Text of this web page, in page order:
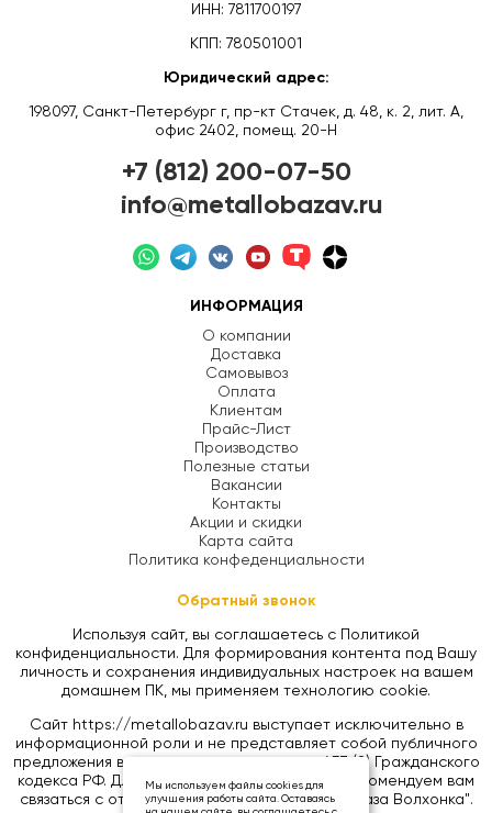
ИНН: 7811700197
КПП: 780501001
Юридический адрес:
198097, Санкт-Петербург г, пр-кт Стачек, д. 48, к. 2, лит. А,
офис 2402, помещ. 20-Н
+7 (812) 200-07-50
info@metallobazav.ru
ИНФОРМАЦИЯ
О компании
Доставка
Самовывоз
Оплата
Клиентам
Прайс-Лист
Производство
Полезные статьи
Вакансии
Контакты
Акции и скидки
Карта сайта
Политика конфеденциальности
Обратный звонок
Используя сайт, вы соглашаетесь с Политикой
конфиденциальности. Для формирования контента под Вашу
личность и сохранения индивидуальных настроек на вашем
домашнем ПК, мы применяем технологию cookie.
Сайт https://metallobazav.ru выступает исключительно в
информационной роли и не представляет собой публичного
предложения в соответствии со статьей 437 (2) Гражданского
кодекса РФ. Для уточнения цен на товары, рекомендуем вам
связаться с отделом продаж ООО "Металлобаза Волхонка".
Мы используем файлы cookies для
улучшения работы сайта. Оставаясь